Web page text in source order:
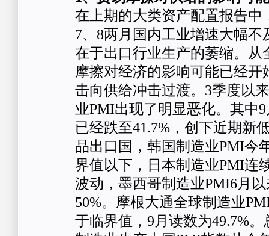
在上期的大类资产配置报告中
7、8两月国内工业增速大幅不
在于出口行业生产的萎缩。从
摩擦对经济的影响可能已经开
击向供给冲击过渡。3季度以
业PMI出现了明显恶化。其中
已经跌至41.7%，创下近期新
品出口国，韩国制造业PMI今
界值以下，日本制造业PMI连
波动，墨西哥制造业PMI6月
50%。摩根大通全球制造业
于临界值，9月读数为49.7%